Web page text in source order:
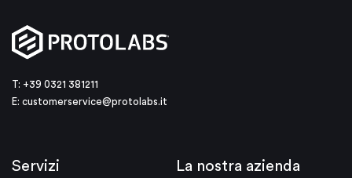
T: +39 0321 381211
E: customerservice@protolabs.it
Servizi La nostra azienda